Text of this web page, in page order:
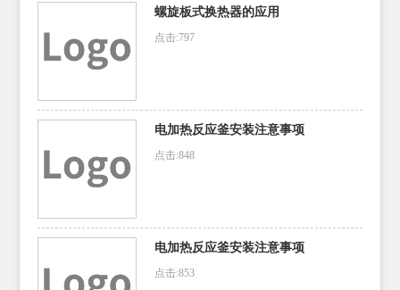
螺旋板式换热器的应用
点击:797
电加热反应釜安装注意事项
点击:848
电加热反应釜安装注意事项
点击:853